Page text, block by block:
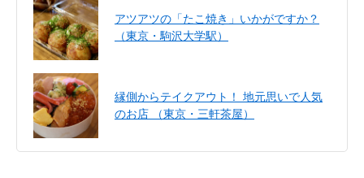
アツアツの「たこ焼き」いかがですか？
（東京・駒沢大学駅）
縁側からテイクアウト！ 地元思いで人気
のお店 （東京・三軒茶屋）